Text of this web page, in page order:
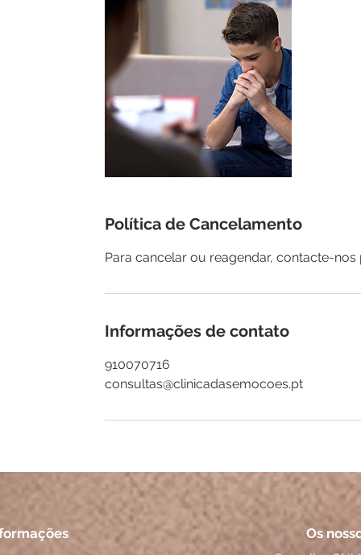
Política de Cancelamento
Para cancelar ou reagendar, contacte-
Informações de contato
910070716
consultas@clinicadasemocoes.pt
Os